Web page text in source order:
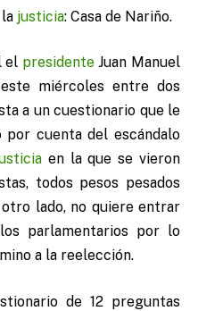
justicia: Casa de Nariño.
el presidenteJuan Manuel
miércoles entre dos
a un cuestionario que le
por cuenta del escándalo
en la que se vieron
todos pesos pesados
lado, no quiere entrar
parlamentarios por lo
a la reelección.
de 12 preguntas